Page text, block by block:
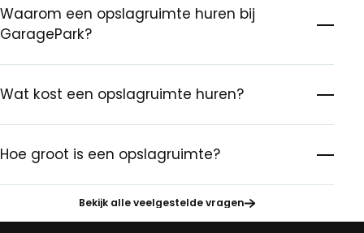
Waarom een opslagruimte huren bij
GaragePark?
Wat kost een opslagruimte huren?
Hoe groot is een opslagruimte?
Bekijk alle veelgestelde vragen